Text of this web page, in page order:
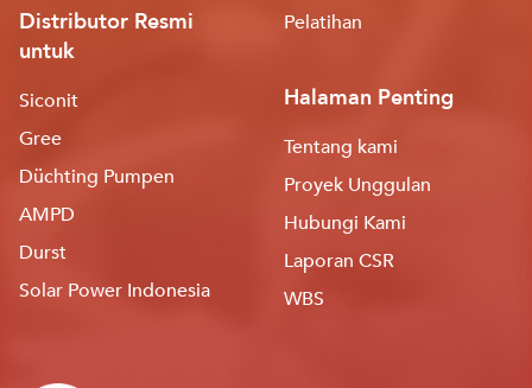
Distributor Resmi
untuk
Siconit
Gree
Düchting Pumpen
AMPD
Durst
Solar Power Indonesia
Pelatihan
Halaman Penting
Tentang kami
Proyek Unggulan
Hubungi Kami
Laporan CSR
WBS